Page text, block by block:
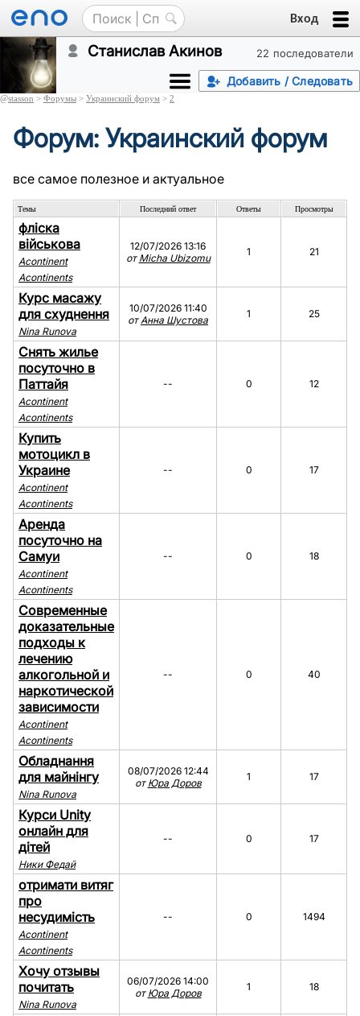
Вход
22 последователи
Станислав Акинов
Добавить / Следовать
@stasson > Форумы > Украинский форум > 2
Форум: Украинский форум
все самое полезное и актуальное
Темы Последний ответ Ответы Просмотры
фліска
військова
Acontinent
Acontinents
12/07/2026 13:16
от Micha Ubizomu
1 21
Курс масажу
для схуднення
Nina Runova
10/07/2026 11:40
отАнна Шустова
1 25
Cнять жилье
посуточно в
Паттайя
Acontinent
Acontinents
-- 0 12
Купить
мотоцикл в
Украине
Acontinent
Acontinents
-- 0 17
Аренда
посуточно на
Самуи
Acontinent
Acontinents
-- 0 18
Современные
доказательные
подходы к
лечению
алкогольной и
наркотической
зависимости
Acontinent
Acontinents
-- 0 40
Обладнання
для майнінгу
Nina Runova
08/07/2026 12:44
от Юра Доров
1 17
Курси Unity
онлайн для
дітей
Ники Федай
-- 0 17
отримати витяг
про
несудимість
Acontinent
Acontinents
-- 0 1494
Хочу отзывы
почитать
Nina Runova
06/07/2026 14:00
от Юра Доров
1 18